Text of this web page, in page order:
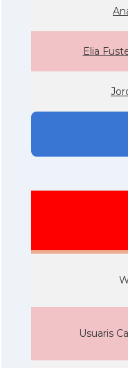
Elia
Usuaris